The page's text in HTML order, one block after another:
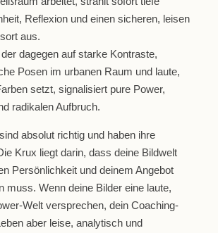
Reflexion und einen sicheren, leisen
aus.
dagegen auf starke Kontraste,
Posen im urbanen Raum und laute,
setzt, signalisiert pure Power,
radikalen Aufbruch.
absolut richtig und haben ihre
Krux liegt darin, dass deine Bildwelt
Persönlichkeit und deinem Angebot
muss. Wenn deine Bilder eine laute,
Welt versprechen, dein Coaching-
aber leise, analytisch und